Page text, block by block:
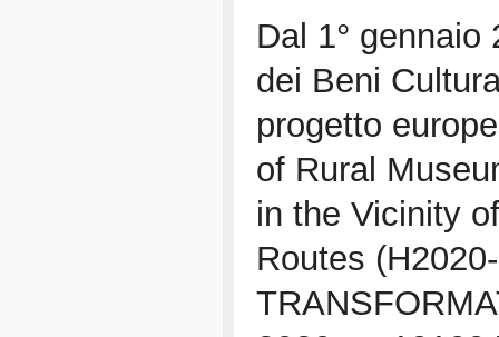
Dal 1°
dei Beni
progetto
of Rural
in the Vicinity
Routes